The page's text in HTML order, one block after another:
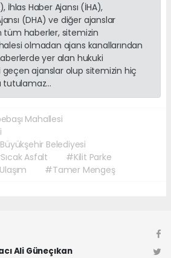
İhlas Haber Ajansı (İHA),
(DHA) ve diğer ajanslar
tüm haberler, sitemizin
olmadan ajans kanallarından
yer alan hukuki
ajanslar olup sitemizin hiç
Mahallesi
Belediyesi
Asfalt
#Kilit Parke
#Tamer Mengeş
Ali Güneçıkan